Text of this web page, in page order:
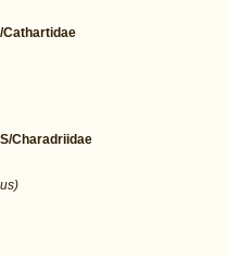
Cathartidae
Charadriidae